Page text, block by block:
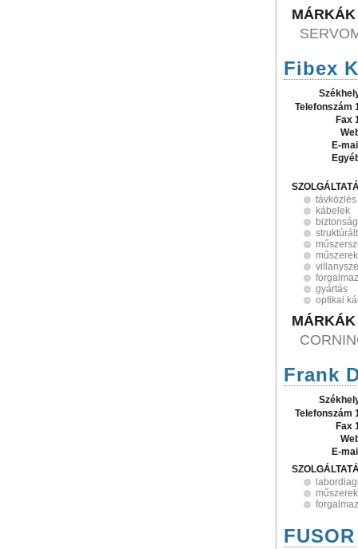
MÁRKÁK
Fibex
Telefonszám
Fax
E-
távközlés
kábelek
műszerek
gyártás
optikai
MÁRKÁK
Frank
Telefonszám
Fax
E-
műszerek